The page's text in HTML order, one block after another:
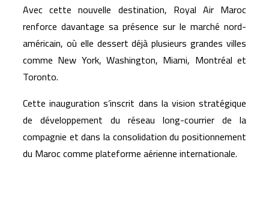
Avec cette nouvelle destination, Royal Air Maroc
renforce davantage sa présence sur le marché nord-
américain, où elle dessert déjà plusieurs grandes villes
comme New York, Washington, Miami, Montréal et
Toronto.
Cette inauguration s’inscrit dans la vision stratégique
de développement du réseau long-courrier de la
compagnie et dans la consolidation du positionnement
du Maroc comme plateforme aérienne internationale.